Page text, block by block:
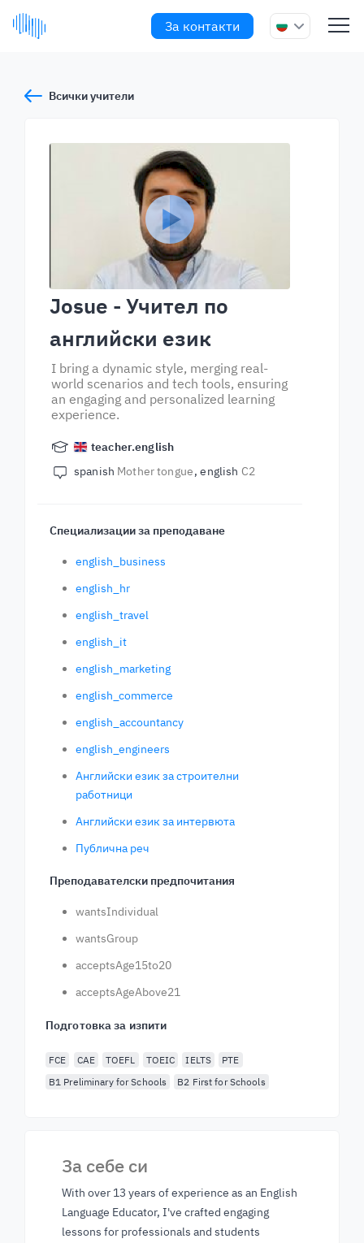
За контакти
Всички учители
Josue - Учител по
английски език
I bring a dynamic style, merging real-
world scenarios and tech tools, ensuring
an engaging and personalized learning
experience.
teacher.english
spanish Mother tongue english C2
Специализации за преподаване
english_business
english_hr
english_travel
english_it
english_marketing
english_commerce
english_accountancy
english_engineers
Английски език за строителни
работници
Английски език за интервюта
Публична реч
Преподавателски предпочитания
wantsIndividual
wantsGroup
acceptsAge15to20
acceptsAgeAbove21
Подготовка за изпити
FCE CAE TOEFL TOEIC IELTS
PTE
B1 Preliminary for Schools
B2 First for Schools
За себе си
With over 13 years of experience as an English
Language Educator, I've crafted engaging
lessons for professionals and students